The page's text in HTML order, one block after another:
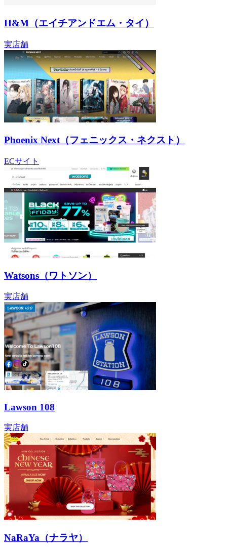
H&M（エイチアンドエム・タイ）
実店舗
Phoenix Next（フェニックス・ネクスト）
ECサイト
Watsons（ワトソン）
実店舗
Lawson 108
実店舗
NaRaYa（ナラヤ）